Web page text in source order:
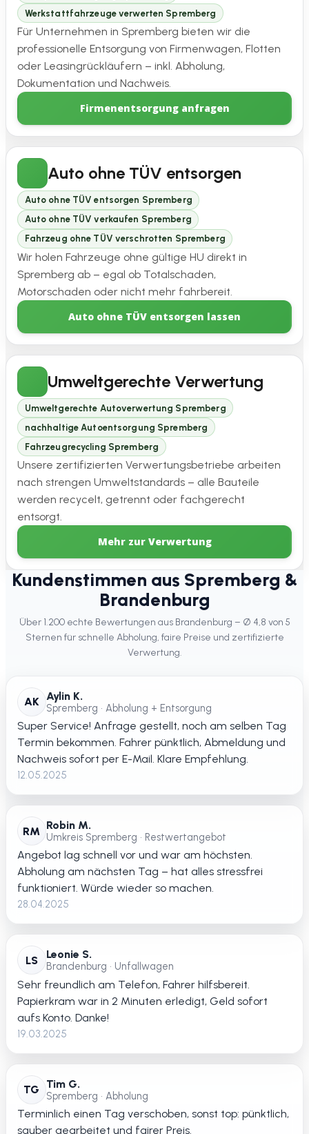
Werkstattfahrzeuge verwerten Spremberg
Für Unternehmen in Spremberg bieten wir die
professionelle Entsorgung von Firmenwagen, Flotten
oder Leasingrückläufern – inkl. Abholung,
Dokumentation und Nachweis.
Firmenentsorgung anfragen
Auto ohne TÜV entsorgen
Auto ohne TÜV entsorgen Spremberg
Auto ohne TÜV verkaufen Spremberg
Fahrzeug ohne TÜV verschrotten Spremberg
Wir holen Fahrzeuge ohne gültige HU direkt in
Spremberg ab – egal ob Totalschaden,
Motorschaden oder nicht mehr fahrbereit.
Auto ohne TÜV entsorgen lassen
Umweltgerechte Verwertung
Umweltgerechte Autoverwertung Spremberg
nachhaltige Autoentsorgung Spremberg
Fahrzeugrecycling Spremberg
Unsere zertifizierten Verwertungsbetriebe arbeiten
nach strengen Umweltstandards – alle Bauteile
werden recycelt, getrennt oder fachgerecht
entsorgt.
Mehr zur Verwertung
Kundenstimmen aus Spremberg &
Brandenburg
Über 1.200 echte Bewertungen aus Brandenburg – Ø 4,8 von 5
Sternen für schnelle Abholung, faire Preise und zertifizierte
Verwertung.
AK Aylin K.
Spremberg • Abholung + Entsorgung
Super Service! Anfrage gestellt, noch am selben Tag
Termin bekommen. Fahrer pünktlich, Abmeldung und
Nachweis sofort per E-Mail. Klare Empfehlung.
12.05.2025
RM Robin M.
Umkreis Spremberg • Restwertangebot
Angebot lag schnell vor und war am höchsten.
Abholung am nächsten Tag – hat alles stressfrei
funktioniert. Würde wieder so machen.
28.04.2025
LS Leonie S.
Brandenburg • Unfallwagen
Sehr freundlich am Telefon, Fahrer hilfsbereit.
Papierkram war in 2 Minuten erledigt, Geld sofort
aufs Konto. Danke!
19.03.2025
TG Tim G.
Spremberg • Abholung
Terminlich einen Tag verschoben, sonst top: pünktlich,
sauber gearbeitet und fairer Preis.